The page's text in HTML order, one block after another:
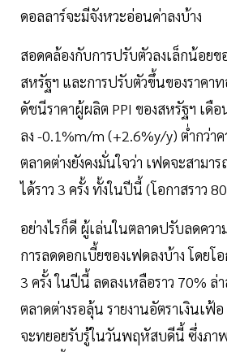
ดอลลาร์จะมีจังหวะอ่อนค่าลงบ้าง
สอดคล้องกับการปรับตัวลงเล็กน้อย
สหรัฐฯ และการปรับตัวขึ้นของราคาท
ดัชนีราคาผู้ผลิต PPI ของสหรัฐฯ เดื
ลง -0.1%m/m (+2.6%y/y) ต่ำกว่า
ตลาดต่างยังคงมั่นใจว่า เฟดจะสามา
ได้ราว 3 ครั้ง ทั้งในปีนี้ (โอกาสราว
อย่างไรก็ดี ผู้เล่นในตลาดปรับลดคว
การลดดอกเบี้ยของเฟดลงบ้าง โดยโ
3 ครั้ง ในปีนี้ ลดลงเหลือราว 70% ล่
ตลาดต่างรอลุ้น รายงานอัตราเงินเฟ้
จะทยอยรับรู้ในวันพฤหัสบดีนี้ ซึ่งภา